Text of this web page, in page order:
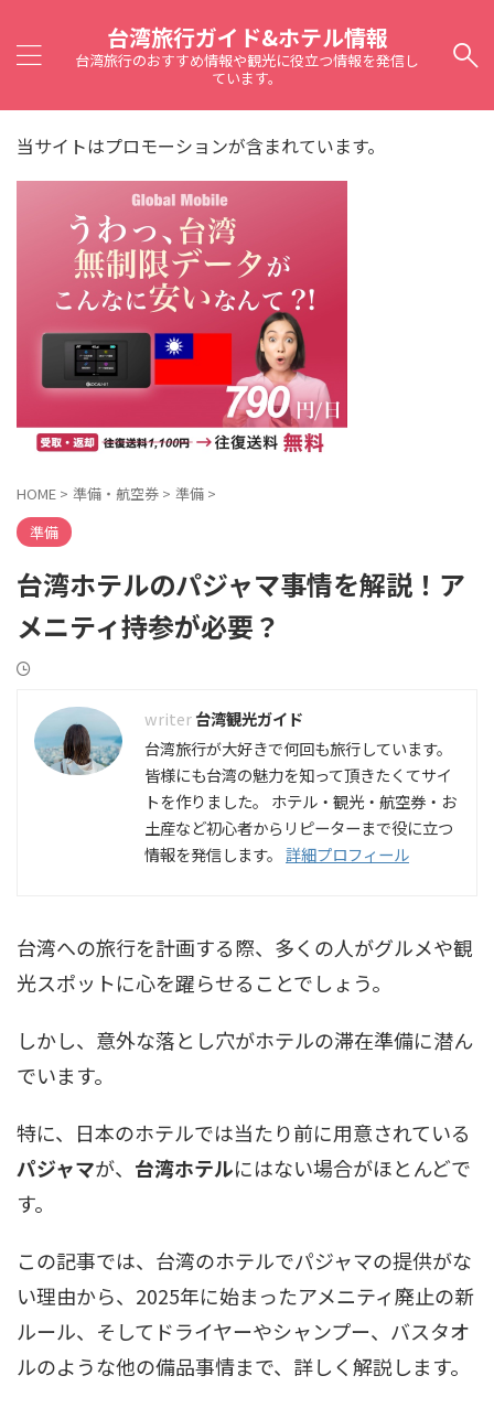
台湾旅行ガイド&ホテル情報
台湾旅行のおすすめ情報や観光に役立つ情報を発信し
ています。
当サイトはプロモーションが含まれています。
HOME > 準備・航空券 > 準備 >
準備
台湾ホテルのパジャマ事情を解説！ア
メニティ持参が必要？
台湾観光ガイド
台湾旅行が大好きで何回も旅行しています。
皆様にも台湾の魅力を知って頂きたくてサイ
トを作りました。 ホテル・観光・航空券・お
土産など初心者からリピーターまで役に立つ
情報を発信します。 詳細プロフィール
台湾への旅行を計画する際、多くの人がグルメや観
光スポットに心を躍らせることでしょう。
しかし、意外な落とし穴がホテルの滞在準備に潜ん
でいます。
特に、日本のホテルでは当たり前に用意されている
パジャマが、 台湾ホテルにはない場合がほとんどで
す。
この記事では、台湾のホテルでパジャマの提供がな
い理由から、2025年に始まったアメニティ廃止の新
ルール、そしてドライヤーやシャンプー、バスタオ
ルのような他の備品事情まで、詳しく解説します。